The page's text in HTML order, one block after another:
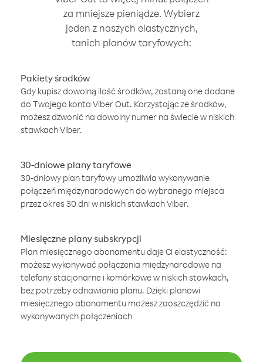
za mniejsze pieniądze. Wybierz
jeden z naszych elastycznych,
tanich planów taryfowych:
Pakiety środków
Gdy kupisz dowolną ilość środków, zostaną one dodane
do Twojego konta Viber Out. Korzystając ze środków,
możesz dzwonić na dowolny numer na świecie w niskich
stawkach Viber.
30-dniowe plany taryfowe
30-dniowy plan taryfowy umożliwia wykonywanie
połączeń międzynarodowych do wybranego miejsca
przez okres 30 dni w niskich stawkach Viber.
Miesięczne plany subskrypcji
Plan miesięcznego abonamentu daje Ci elastyczność:
możesz wykonywać połączenia międzynarodowe na
telefony stacjonarne i komórkowe w niskich stawkach,
bez potrzeby odnawiania planu. Dzięki planowi
miesięcznego abonamentu możesz zaoszczędzić na
wykonywanych połączeniach